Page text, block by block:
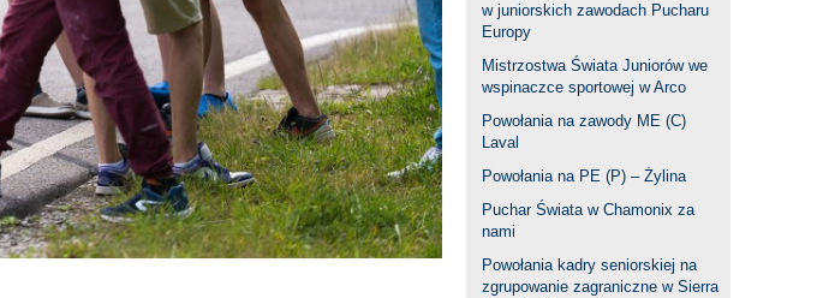
w juniorskich zawodach Pucharu
Europy
Mistrzostwa Świata Juniorów we
wspinaczce sportowej w Arco
Powołania na zawody ME (C)
Laval
Powołania na PE (P) – Żylina
Puchar Świata w Chamonix za
nami
Powołania kadry seniorskiej na
zgrupowanie zagraniczne w Sierra